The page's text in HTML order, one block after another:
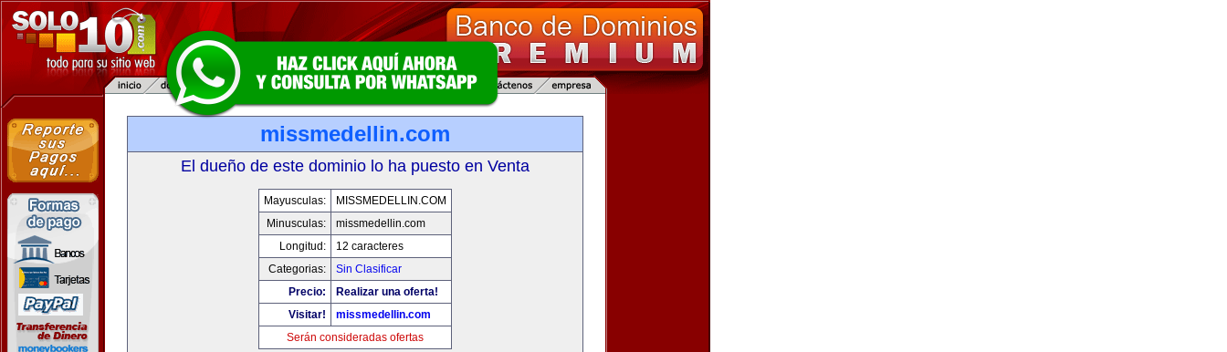
missmedellin.com
El dueño de este dominio lo ha puesto en Venta
Mayusculas:
MISSMEDELLIN.COM
Minusculas:
missmedellin.com
Longitud:
12 caracteres
Categorias:
Sin Clasificar
Precio:
Realizar una oferta!
Visitar!
missmedellin.com
Serán consideradas ofertas